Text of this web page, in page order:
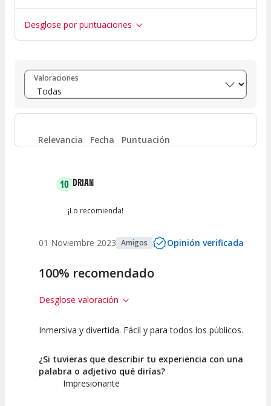
Desglose por puntuaciones
Entre 8 y 10 (1)
Entre 6 y 8 (0)
Entre 4 y 6 0
Valoraciones
Relevancia Fecha Puntuación
10ADRIAN
¡Lo recomienda!
01 Noviembre 2023 Amigos Opinión verificada
100% recomendado
Desglose valoración
10
Calidad de la
Actividad
10
Atención del
Personal /
Guia
Inmersiva y divertida. Fácil y para todos los públicos.
¿Si tuvieras que describir tu experiencia con una
palabra o adjetivo qué dirías?
Impresionante